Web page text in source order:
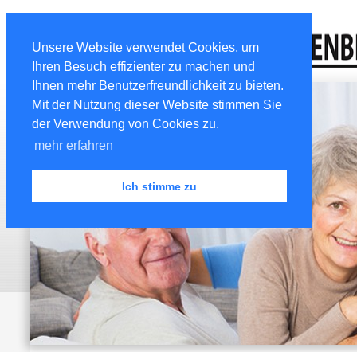
Unsere Website verwendet Cookies, um
Ihren Besuch effizienter zu machen und
Ihnen mehr Benutzerfreundlichkeit zu bieten.
Mit der Nutzung dieser Website stimmen Sie
der Verwendung von Cookies zu.
mehr erfahren
Ich stimme zu